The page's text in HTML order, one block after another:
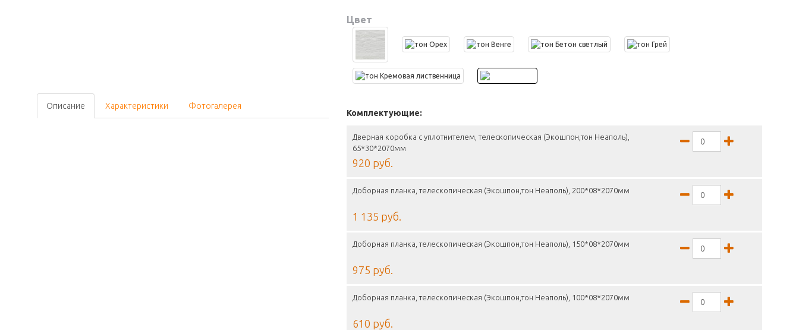
Описание Характеристики Фотогалерея
Цвет
Комплектующие:
Дверная коробка с уплотнителем, телескопическая (Экошпон,тон Неаполь),
65*30*2070мм
920 руб.
Доборная планка, телескопическая (Экошпон,тон Неаполь), 200*08*2070мм
1 135 руб.
Доборная планка, телескопическая (Экошпон,тон Неаполь), 150*08*2070мм
975 руб.
Доборная планка, телескопическая (Экошпон,тон Неаполь), 100*08*2070мм
610 руб.